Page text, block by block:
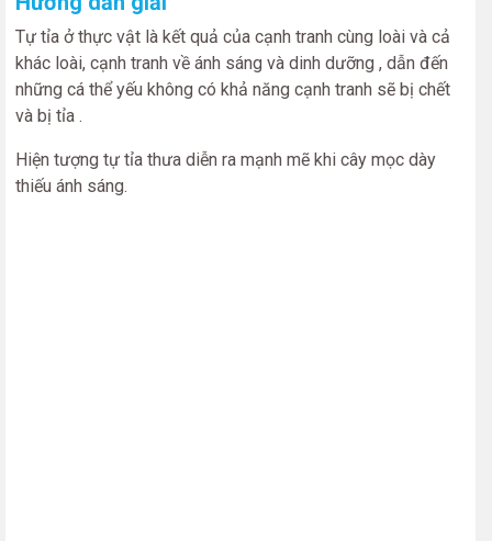
Tự tỉa ở thực vật là kết quả của cạnh tranh cùng loài và cả
khác loài, cạnh tranh về ánh sáng và dinh dưỡng , dẫn đến
những cá thể yếu không có khả năng cạnh tranh sẽ bị chết
và bị tỉa .
Hiện tượng tự tỉa thưa diễn ra mạnh mẽ khi cây mọc dày
thiếu ánh sáng.